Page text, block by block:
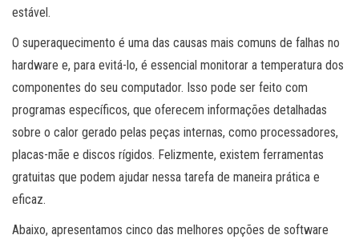
estável.
O superaquecimento é uma das causas mais comuns de falhas no
hardware e, para evitá-lo, é essencial monitorar a temperatura dos
componentes do seu computador. Isso pode ser feito com
programas específicos, que oferecem informações detalhadas
sobre o calor gerado pelas peças internas, como processadores,
placas-mãe e discos rígidos. Felizmente, existem ferramentas
gratuitas que podem ajudar nessa tarefa de maneira prática e
eficaz.
Abaixo, apresentamos cinco das melhores opções de software